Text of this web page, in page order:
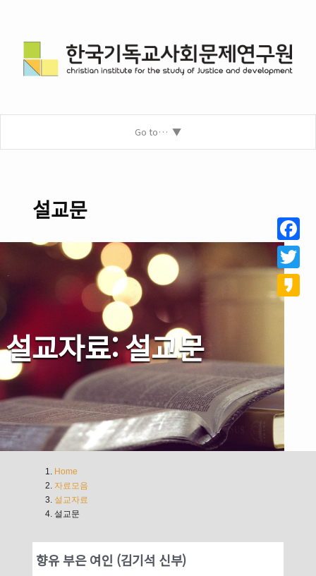
Go to…
설교문
설교자료: 설교문
Home
자료모음
설교자료
설교문
향유 부은 여인 (김기석 신부)
Twitter